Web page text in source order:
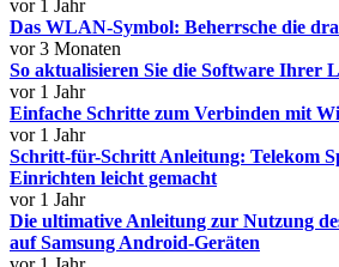
vor 1 Jahr
Das WLAN-Symbol: Beherrsche die
vor 3 Monaten
So aktualisieren Sie die Software Ihrer
vor 1 Jahr
Einfache Schritte zum Verbinden mit
vor 1 Jahr
Schritt-für-Schritt Anleitung: Telekom
Einrichten leicht gemacht
vor 1 Jahr
Die ultimative Anleitung zur Nutzung
auf Samsung Android-Geräten